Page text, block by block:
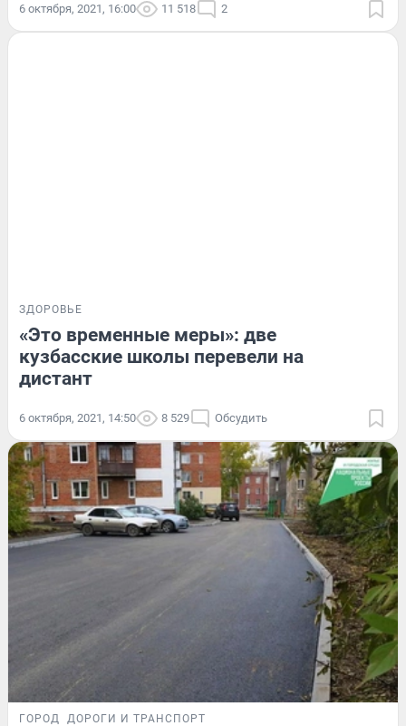
6 октября, 2021, 16:00 11 518 2
ЗДОРОВЬЕ
«Это временные меры»: две
кузбасские школы перевели на
дистант
6 октября, 2021, 14:50 8 529 Обсудить
ГОРОД ДОРОГИ И ТРАНСПОРТ